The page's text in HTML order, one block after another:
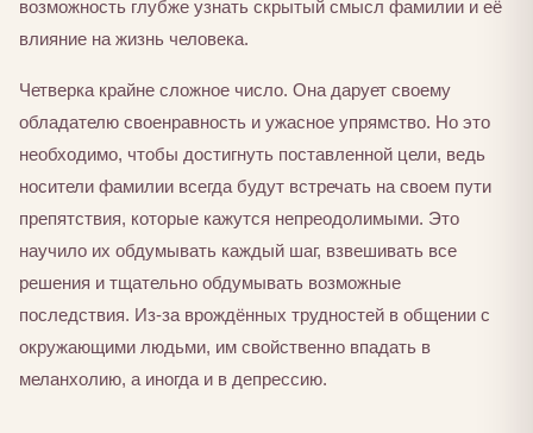
возможность глубже узнать скрытый смысл фамилии и её
влияние на жизнь человека.
Четверка крайне сложное число. Она дарует своему
обладателю своенравность и ужасное упрямство. Но это
необходимо, чтобы достигнуть поставленной цели, ведь
носители фамилии всегда будут встречать на своем пути
препятствия, которые кажутся непреодолимыми. Это
научило их обдумывать каждый шаг, взвешивать все
решения и тщательно обдумывать возможные
последствия. Из-за врождённых трудностей в общении с
окружающими людьми, им свойственно впадать в
меланхолию, а иногда и в депрессию.